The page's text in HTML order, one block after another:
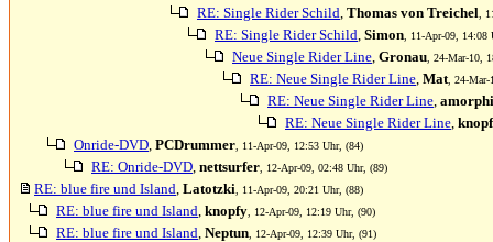
RE: Single Rider Schild, Thomas von Treichel ,
RE: Single Rider Schild, Simon , 11-Apr-09, 14:08
Neue Single Rider Line, Gronau , 24-Mar-10,
RE: Neue Single Rider Line, Mat , 24-
RE: Neue Single Rider Line,
RE: Neue Single Rider Line,
Onride-DVD, PCDrummer , 11-Apr-09, 12:53 Uhr, (84)
RE: Onride-DVD, nettsurfer , 12-Apr-09, 02:48 Uhr, (89)
RE: blue fire und Island, Latotzki , 11-Apr-09, 20:21 Uhr, (88)
RE: blue fire und Island, knopfy , 12-Apr-09, 12:19 Uhr, (90)
RE: blue fire und Island, Neptun , 12-Apr-09, 12:39 Uhr, (91)